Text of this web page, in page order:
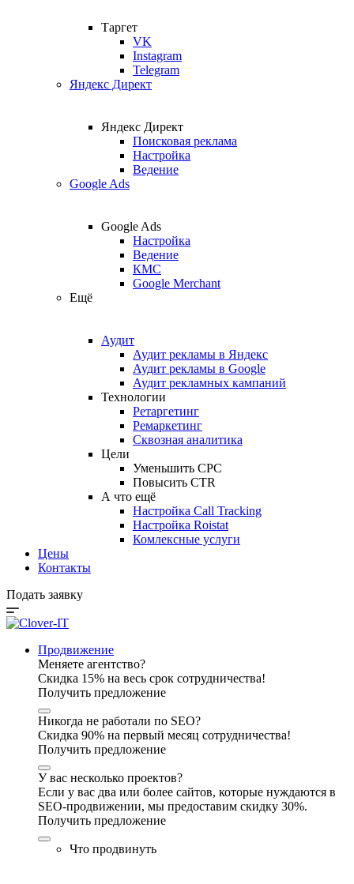
Таргет
VK
Instagram
Telegram
Яндекс Директ
Яндекс Директ
Поисковая реклама
Настройка
Ведение
Google Ads
Google Ads
Настройка
Ведение
КМС
Google Merchant
Ещё
Аудит
Аудит рекламы в Яндекс
Аудит рекламы в Google
Аудит рекламных кампаний
Технологии
Ретаргетинг
Ремаркетинг
Сквозная аналитика
Цели
Уменьшить CPC
Повысить CTR
А что ещё
Настройка Call Tracking
Настройка Roistat
Комлексные услуги
Цены
Контакты
Подать заявку
Продвижение
Меняете агентство?
Скидка 15% на весь срок сотрудничества!
Получить предложение
Никогда не работали по SEO?
Скидка 90% на первый месяц сотрудничества!
Получить предложение
У вас несколько проектов?
Если у вас два или более сайтов, которые нуждаются в
SEO-продвижении, мы предоставим скидку 30%.
Получить предложение
Что продвинуть